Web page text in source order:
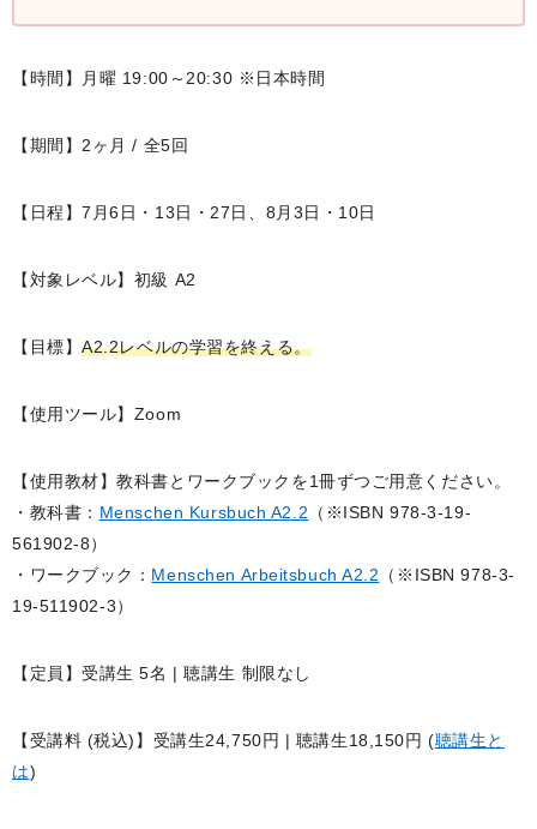
【時間】月曜 19:00～20:30 ※日本時間
【期間】2ヶ月 / 全5回
【日程】7月6日・13日・27日、8月3日・10日
【対象レベル】 初級 A2
【目標】A2.2レベルの学習を終える。
【使用ツール】Zoom
教科書とワークブックを1冊ずつご用意ください。
・教科書： Menschen Kursbuch A2.2 （※ISBN 978-3-19-
561902-8）
・ワークブック： Menschen Arbeitsbuch A2.2 （※ISBN 978-3-
19-511902-3）
【定員】受講生 5名 | 聴講生 制限なし
【受講料 (税込)】受講生24,750円 | 聴講生18,150円(聴講生と
は)